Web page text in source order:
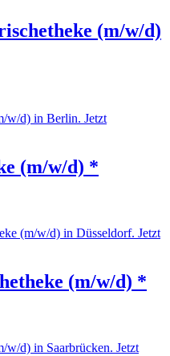
(m/w/d)
(m/w/d) *
(m/w/d) *